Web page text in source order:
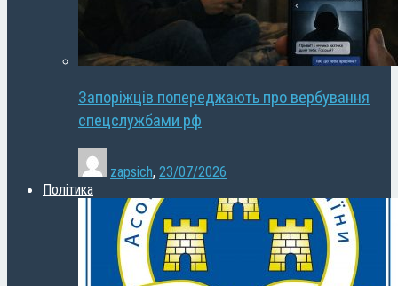
Запоріжців попереджають про вербування
спецслужбами рф
zapsich, 23/07/2026
Політика